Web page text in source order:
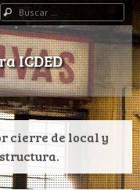
Buscar
ICDED
cierre de local y